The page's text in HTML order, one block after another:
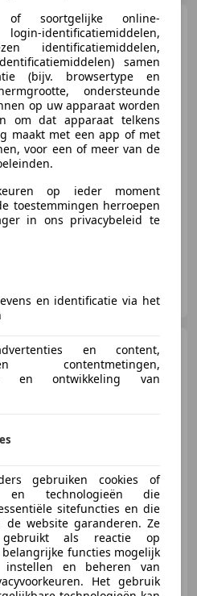
Renault MasterT35 2.3
dCi L2H2 Trekhaak | Camera |
Airco
€ 10.450
Excl. BTW
Diesel
93 kW (126 PK)
Renault Master/ Peugeot
Boxer 140 PK Lowliner Laadklep /
Oprijkl
Diesel
104 kW (141 PK)
voorraad!
of soortgelijke online-
identificatiemiddelen,
identificatiemiddelen,
samen
(bijv. browsertype en
ondersteunde
op uw apparaat worden
om dat apparaat telkens
maakt met een app of met
voor een of meer van de
op ieder moment
toestemmingen herroepen
in ons privacybeleid te
en identificatie via het
en content,
contentmetingen,
en ontwikkeling van
gebruiken cookies of
en technologieën die
sitefuncties en die
website garanderen. Ze
gebruikt als reactie op
functies mogelijk
en beheren van
Het gebruik